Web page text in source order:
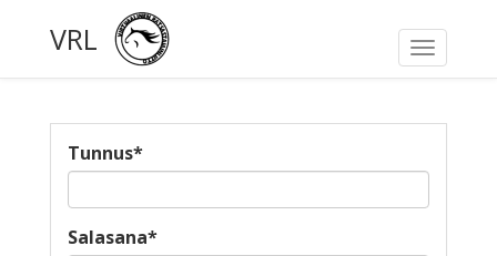
Toggle
VRL
Tunnus*
Salasana*